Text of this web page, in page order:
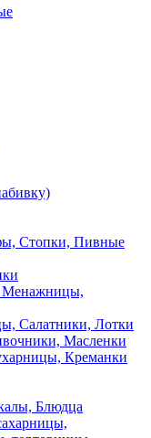
Стопки, Пивные
Менажницы,
Салатники, Лотки
Масленки
Креманки
Блюдца